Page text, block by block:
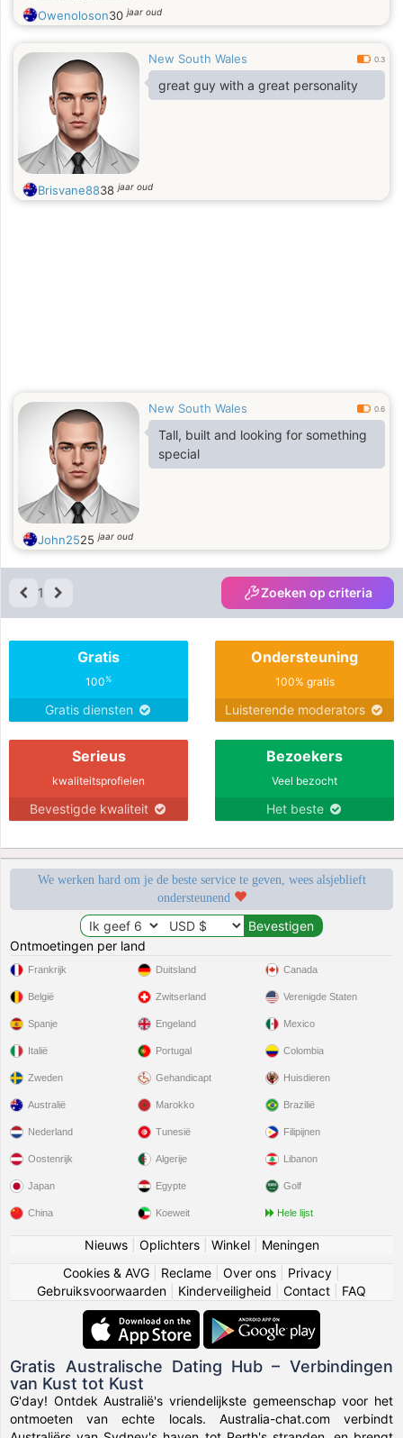
Owenoloson30jaar oud
New South Wales 0.3
great guy with a great personality
Brisvane8838jaar oud
New South Wales 0.6
Tall, built and looking for something
special
John2525jaar oud
1 Zoeken op criteria
Gratis
100%
Gratis diensten
Ondersteuning
100% gratis
Luisterende moderators
Serieus
kwaliteitsprofielen
Bevestigde kwaliteit
Bezoekers
Veel bezocht
Het beste
We werken hard om je de beste service te geven, wees alsjeblieft
ondersteunend
Ontmoetingen per land
Frankrijk
België
Spanje
Italië
Zweden
Duitsland
Zwitserland
Engeland
Portugal
Gehandicapt
Canada
Verenigde Staten
Mexico
Colombia
Huisdieren
Australië
Nederland
Oostenrijk
Japan
China
Marokko
Tunesië
Algerije
Egypte
Koeweit
Brazilië
Filipijnen
Libanon
Golf
Hele lijst
Nieuws| Oplichters| Winkel| Meningen
Cookies & AVG
Reclame Over ons Privacy
Gebruiksvoorwaarden
Kinderveiligheid Contact FAQ
Gratis Australische Dating Hub – Verbindingen
van Kust tot Kust
G'day! Ontdek Australië's vriendelijkste gemeenschap voor het
ontmoeten van echte locals. Australia-chat.com verbindt